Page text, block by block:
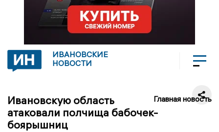
ИВАНОВСКИЕ
НОВОСТИ
Главная новость
Ивановскую область
атаковали полчища бабочек-
боярышниц